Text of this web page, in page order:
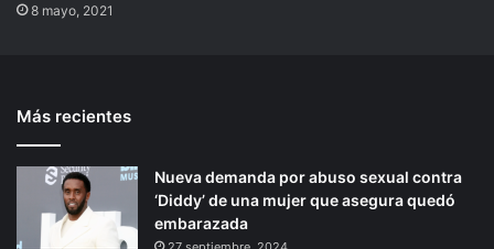
8 mayo, 2021
Más recientes
Nueva demanda por abuso sexual contra
‘Diddy’ de una mujer que asegura quedó
embarazada